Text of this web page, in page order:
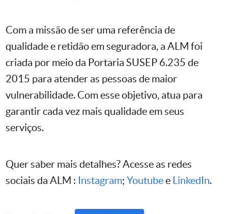
Com a missão de ser uma referência de
qualidade e retidão em seguradora, a ALM foi
criada por meio da Portaria SUSEP 6.235 de
2015 para atender as pessoas de maior
vulnerabilidade. Com esse objetivo, atua para
garantir cada vez mais qualidade em seus
serviços.
Quer saber mais detalhes? Acesse as redes
sociais da ALM : Instagram; Youtubee LinkedIn.